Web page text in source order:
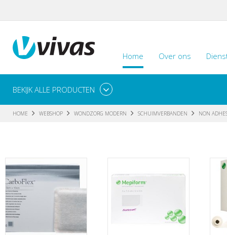
Home Over ons
BEKIJK ALLE PRODUCTEN
HOME WEBSHOP WONDZORG MODERN SCHUIMVERBANDEN NON